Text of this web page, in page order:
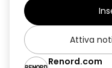
Attiva
Renord.com